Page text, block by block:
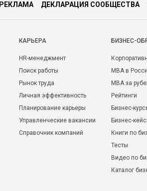
РЕКЛАМА ДЕКЛАРАЦИЯ СООБЩЕСТВА
КАРЬЕРА
HR-менеджмент
Поиск работы
Рынок труда
Личная эффективность
Планирование карьеры
Управленческие вакансии
Справочник компаний
БИЗНЕС-
MBA в
MBA за
Рейтинги
Бизнес-
Бизнес-
Книги по
Тесты
Видео по
Каталог